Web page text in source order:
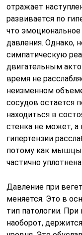
отражает
развивается по
что
давления. Однако,
симпатическую
двигательным
время не
неизменном
сосудов остается
находиться в
стенка не может, а
гипертензии
потому как мышцы
частично уплотнена.
Давление при
меняется. Это в
тип патологии.
наоборот,